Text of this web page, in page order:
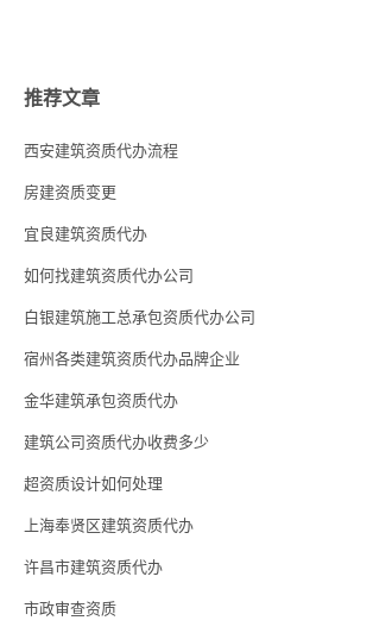
推荐文章
西安建筑资质代办流程
房建资质变更
宜良建筑资质代办
如何找建筑资质代办公司
白银建筑施工总承包资质代办公司
宿州各类建筑资质代办品牌企业
金华建筑承包资质代办
建筑公司资质代办收费多少
超资质设计如何处理
上海奉贤区建筑资质代办
许昌市建筑资质代办
市政审查资质